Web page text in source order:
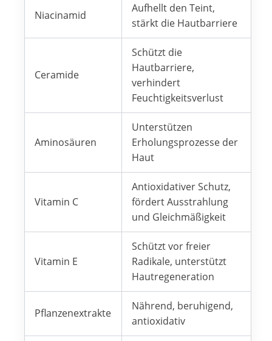
Niacinamid
Aufhellt den Teint,
stärkt die Hautbarriere
Ceramide
Schützt die
Hautbarriere,
verhindert
Feuchtigkeitsverlust
Aminosäuren
Unterstützen
Erholungsprozesse der
Haut
Vitamin C
Antioxidativer Schutz,
fördert Ausstrahlung
und Gleichmäßigkeit
Vitamin E
Schützt vor freier
Radikale, unterstützt
Hautregeneration
Pflanzenextrakte
Nährend, beruhigend,
antioxidativ